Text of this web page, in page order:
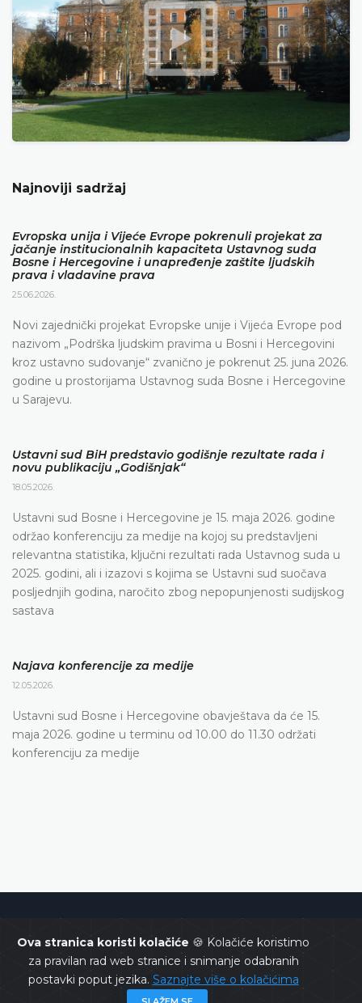
Ova stranica koristi kolačiće 🍪 Kolačiće koristimo
za pravilan rad web stranice i snimanje odabranih
postavki poput jezika. Saznajte više o kolačićima
Najnoviji sadržaj
Evropska unija i Vijeće Evrope pokrenuli projekat za
jačanje institucionalnih kapaciteta Ustavnog suda
Bosne i Hercegovine i unapređenje zaštite ljudskih
prava i vladavine prava
25.06.2026.
Novi zajednički projekat Evropske unije i Vijeća Evrope pod
nazivom „Podrška ljudskim pravima u Bosni i Hercegovini
kroz ustavno sudovanje“ zvanično je pokrenut 25. juna 2026.
godine u prostorijama Ustavnog suda Bosne i Hercegovine
u Sarajevu.
Ustavni sud BiH predstavio godišnje rezultate rada i
novu publikaciju „Godišnjak“
18.05.2026.
Ustavni sud Bosne i Hercegovine je 15. maja 2026. godine
održao konferenciju za medije na kojoj su predstavljeni
relevantna statistika, ključni rezultati rada Ustavnog suda u
2025. godini, ali i izazovi s kojima se Ustavni sud suočava
posljednjih godina, naročito zbog nepopunjenosti sudijskog
sastava
Najava konferencije za medije
12.05.2026.
Ustavni sud Bosne i Hercegovine obavještava da će 15.
maja 2026. godine u terminu od 10.00 do 11.30 održati
konferenciju za medije